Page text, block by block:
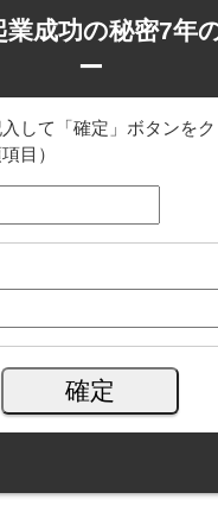
成功の秘密7年
ー
して「確定」ボタンをク
目）